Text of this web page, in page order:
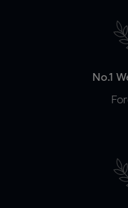
No.1